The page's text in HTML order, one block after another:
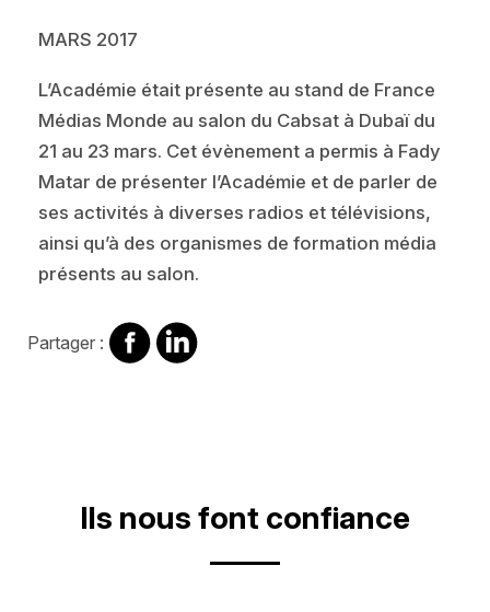
MARS 2017
L’Académie était présente au stand de France
Médias Monde au salon du Cabsat à Dubaï du
21 au 23 mars. Cet évènement a permis à Fady
Matar de présenter l’Académie et de parler de
ses activités à diverses radios et télévisions,
ainsi qu’à des organismes de formation média
présents au salon.
Partager : Partager
sur
Partager
sur
Ils nous font confiance